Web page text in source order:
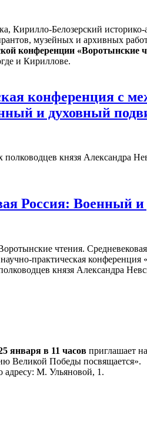
Кирилло-Белозерский
музейных и архивных
конференции
и Кириллове.
конференция с
и духовный
князя Александра
Россия: Военный
практическая
князя Александра
января в 11 часов приглашает
Великой Победы посвящается».
адресу: М. Ульяновой, 1.